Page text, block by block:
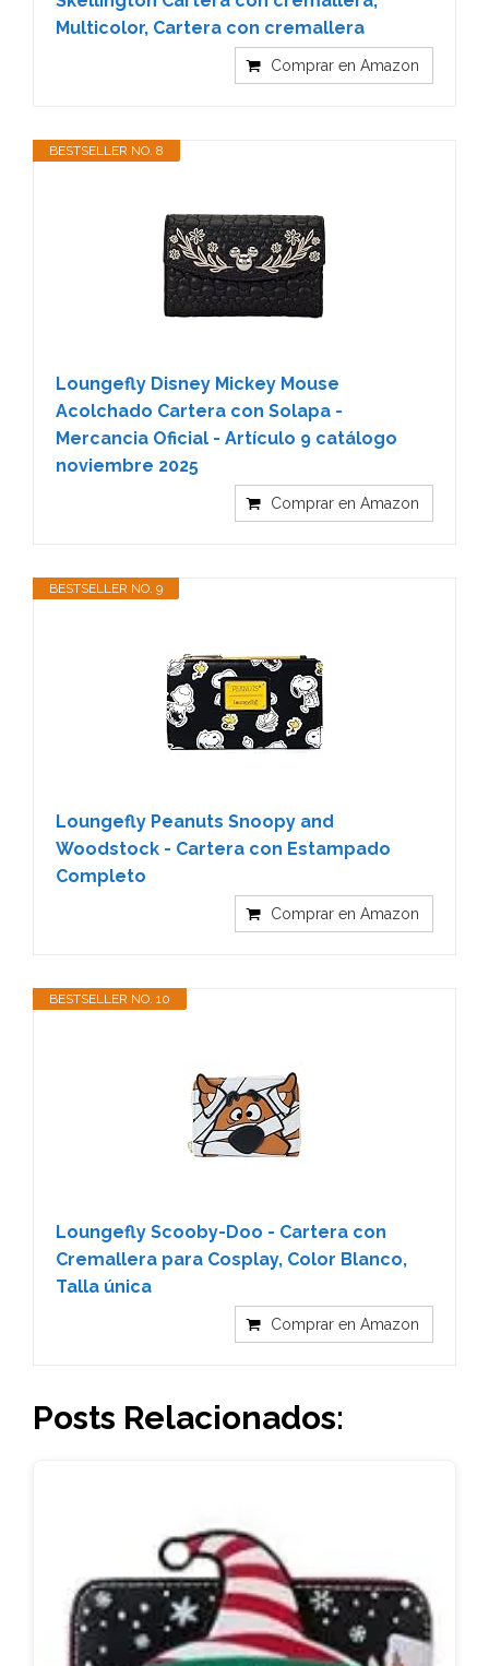
Multicolor, Cartera con cremallera
Comprar en Amazon
BESTSELLER NO. 8
Loungefly Disney Mickey Mouse
Acolchado Cartera con Solapa -
Mercancia Oficial - Artículo 9 catálogo
noviembre 2025
Comprar en Amazon
BESTSELLER NO. 9
Loungefly Peanuts Snoopy and
Woodstock - Cartera con Estampado
Completo
Comprar en Amazon
BESTSELLER NO. 10
Loungefly Scooby-Doo - Cartera con
Cremallera para Cosplay, Color Blanco,
Talla única
Comprar en Amazon
Posts Relacionados: